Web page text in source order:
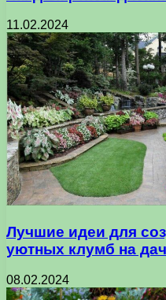
11.02.2024
Лучшие идеи для
уютных клумб на
08.02.2024